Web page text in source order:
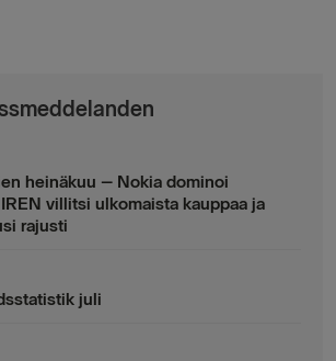
heinäkuu – Nokia dominoi
villitsi ulkomaista kauppaa ja
rajusti
juli